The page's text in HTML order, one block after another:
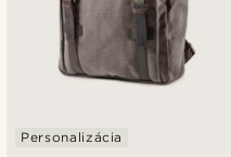
Personalizácia